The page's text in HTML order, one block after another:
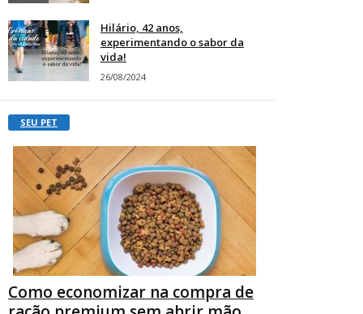
Hilário, 42 anos,
experimentando o sabor da
vida!
26/08/2024
SEU PET
Como economizar na compra de